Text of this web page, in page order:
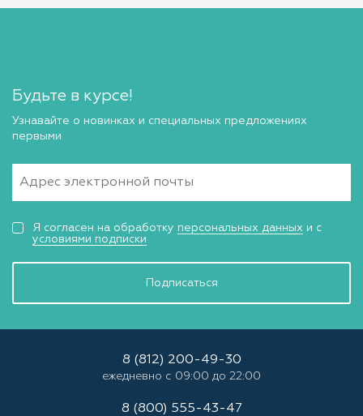
Будьте в курсе!
Узнавайте о новинках и специальных предложениях
первыми
Подписаться
Я согласен на обработку персональных данных и с
условиями подписки
8 (812) 200-49-30
ежедневно с 09:00 до 22:00
8 (800) 555-43-47